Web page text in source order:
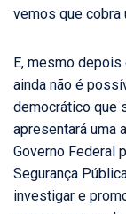
vemos que cobra
E, mesmo
ainda não é
democrático que
apresentará uma
Governo Federal
Segurança
investigar e